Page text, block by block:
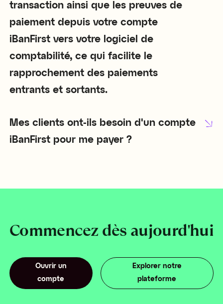
transaction ainsi que les preuves de
paiement depuis votre compte
iBanFirst vers votre logiciel de
comptabilité, ce qui facilite le
rapprochement des paiements
entrants et sortants.
Mes clients ont-ils besoin d'un compte
iBanFirst pour me payer ?
Commencez dès aujourd'hui
Ouvrir un
compte
Explorer notre
plateforme